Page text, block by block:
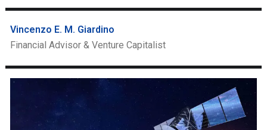
Vincenzo E. M. Giardino
Financial Advisor & Venture Capitalist